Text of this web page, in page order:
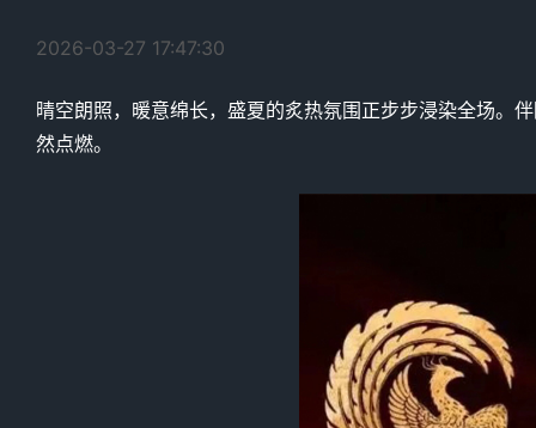
2026-03-27 17:47:30
晴空朗照，暖意绵长，盛夏的炙热氛围正步步浸染全场。
然点燃。